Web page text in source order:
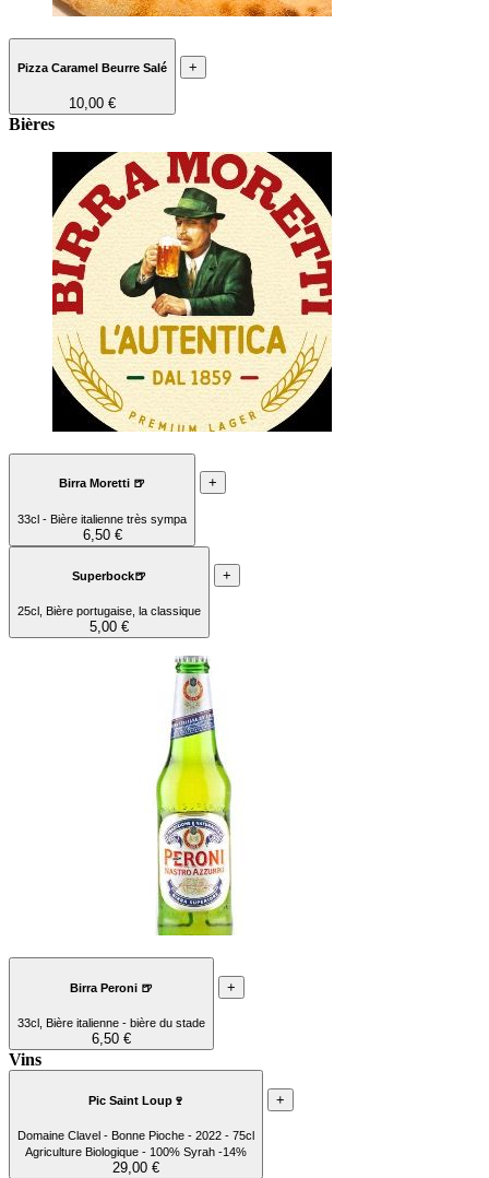
Pizza Caramel Beurre Salé
10,00 €
+
Bières
Birra Moretti 🍺
33cl - Bière italienne très sympa
6,50 €
+
Superbock🍺
25cl, Bière portugaise, la classique
5,00 €
+
Birra Peroni 🍺
33cl, Bière italienne - bière du stade
6,50 €
+
Vins
Pic Saint Loup🍷
Domaine Clavel - Bonne Pioche - 2022 - 75cl
Agriculture Biologique - 100% Syrah -14%
29,00 €
+